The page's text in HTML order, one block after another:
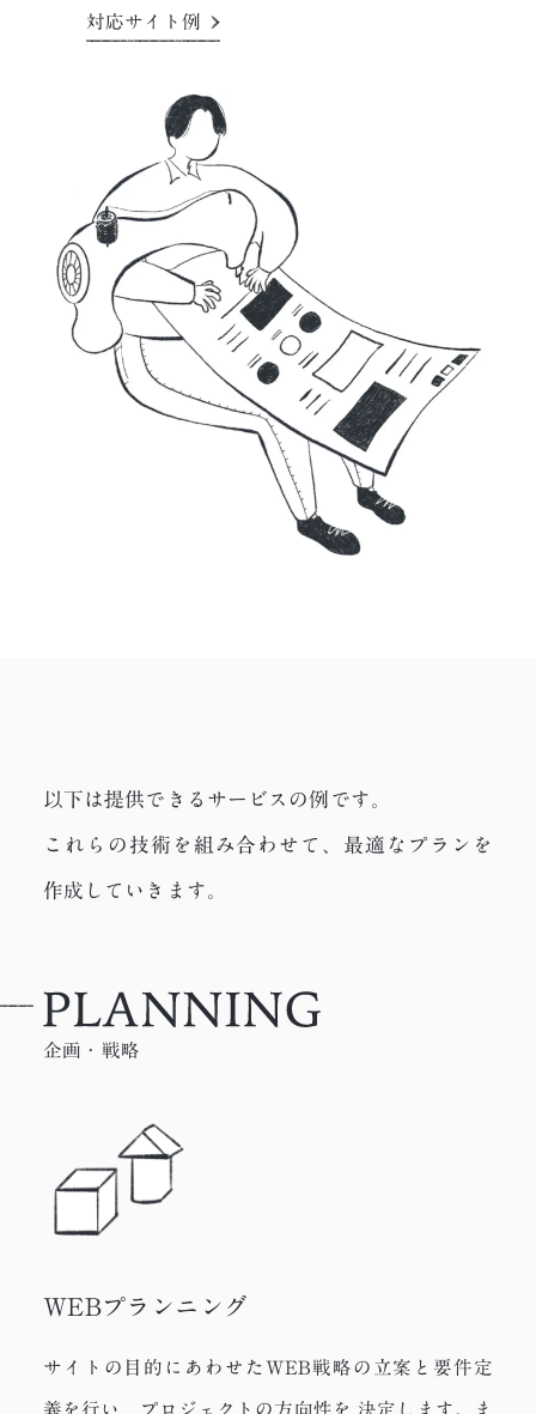
対応サイト例
以下は提供できるサービスの例です。
これらの技術を組み合わせて、最適なプランを
作成していきます。
企画・戦略
WEBプランニング
サイトの目的にあわせたWEB戦略の立案と要件定
義を行い、プロジェクトの方向性を 決定します。ま